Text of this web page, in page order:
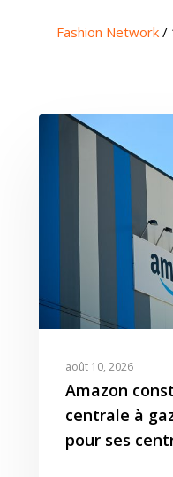
Fashion Network /
août 10, 2026
Amazon
centrale à
pour ses